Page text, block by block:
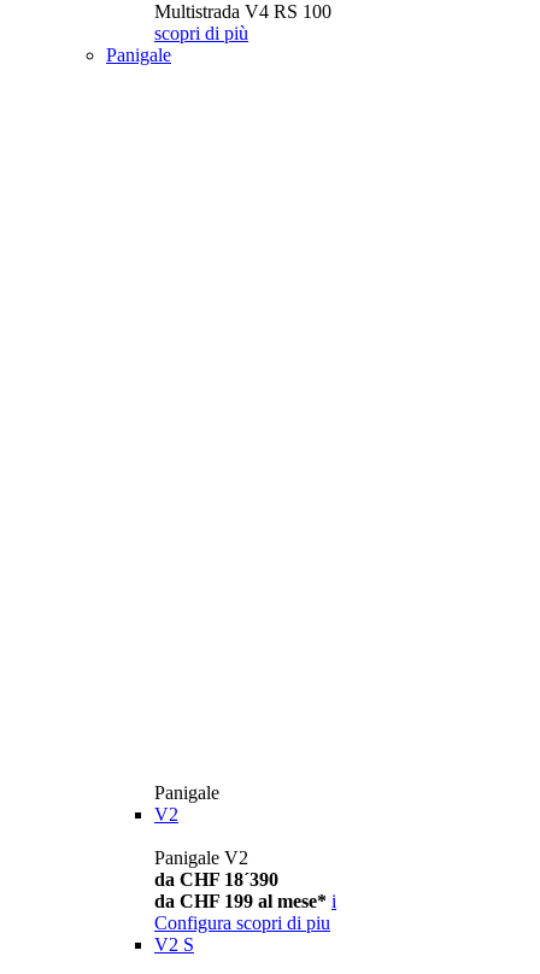
Multistrada V4 RS 100
scopri di più
Panigale
Panigale
V2
Panigale V2
da CHF 18´390
da CHF 199 al mese* i
Configura scopri di piu
V2 S